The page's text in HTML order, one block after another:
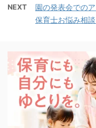
NEXT
園の発表会での
保育士お悩み相談